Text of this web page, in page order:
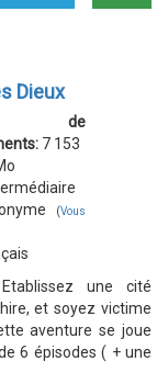
ATHÈNES
Dieux
de
7 153
(Vous
Etablissez une cité
et soyez victime
aventure se joue
6 épisodes ( + une